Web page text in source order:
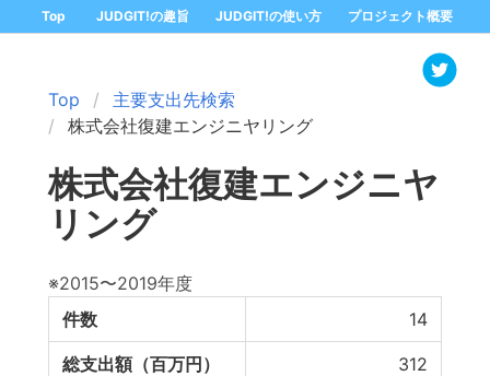
Top JUDGIT!の趣旨 JUDGIT!の使い方 プロジェクト概要
Top
主要支出先検索
株式会社復建エンジニヤリング
株式会社復建エンジニヤ
リング
※2015〜2019年度
件数
14
総支出額（百万円） 312